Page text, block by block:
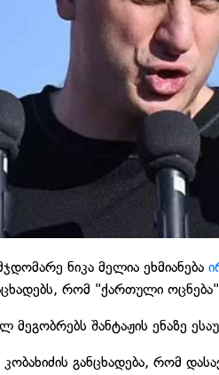
ნიკა მელია ეხმიანება
რომ "ქართული
შანტაჟის ენაზე
განცხადება, რომ